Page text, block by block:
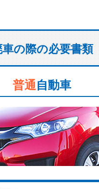
の際の必要書類
普通自動車